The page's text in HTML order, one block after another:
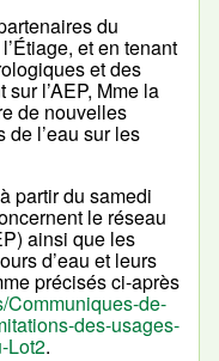
du
et en tenant
et des
l’AEP, Mme la
de nouvelles
l’eau sur les
partir du samedi
le réseau
ainsi que les
d’eau et leurs
précisés ci-après
Communiques-de-
des-usages-
Lot2.